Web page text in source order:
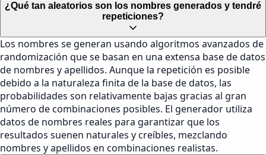
¿Qué tan aleatorios son los nombres generados y tendré
repeticiones?
Los nombres se generan usando algoritmos avanzados de
randomización que se basan en una extensa base de datos
de nombres y apellidos. Aunque la repetición es posible
debido a la naturaleza finita de la base de datos, las
probabilidades son relativamente bajas gracias al gran
número de combinaciones posibles. El generador utiliza
datos de nombres reales para garantizar que los
resultados suenen naturales y creíbles, mezclando
nombres y apellidos en combinaciones realistas.